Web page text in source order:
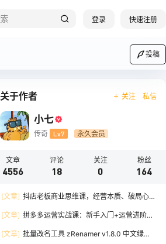
登录 快速注册
投稿
关于作者 关注 私信
小七
传奇 Lv7 永久会员
文章
4556
评论
18
关注
0
粉丝
164
[文章] 抖店老板商业思维课，经营本质、破局心
增
[文章] 拼多多运营实战课：新手入门+运营进阶、
出百单
[文章] 批量改名工具 zRenamer v1.8.0 中文绿色